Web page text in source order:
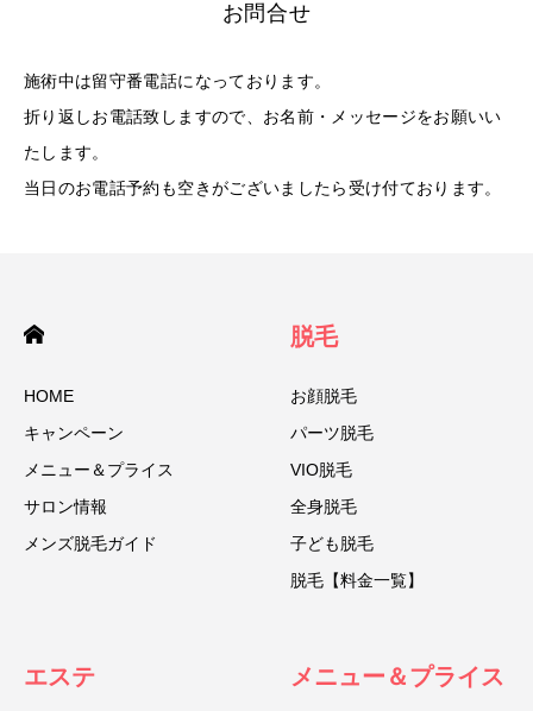
お問合せ
施術中は留守番電話になっております。
折り返しお電話致しますので、お名前・メッセージをお願いい
たします。
当日のお電話予約も空きがございましたら受け付ております。
HOME
キャンペーン
メニュー＆プライス
サロン情報
メンズ脱毛ガイド
脱毛
お顔脱毛
パーツ脱毛
VIO脱毛
全身脱毛
子ども脱毛
脱毛【料金一覧】
エステ メニュー＆プライス